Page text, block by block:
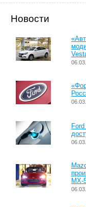
Новости
MX-